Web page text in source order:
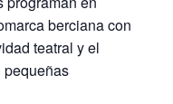
berciana con
teatral y el
pequeñas